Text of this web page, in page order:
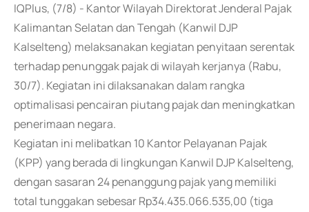
IQPlus, (7/8) - Kantor Wilayah Direktorat Jenderal Pajak
Kalimantan Selatan dan Tengah (Kanwil DJP
Kalselteng) melaksanakan kegiatan penyitaan serentak
terhadap penunggak pajak di wilayah kerjanya (Rabu,
30/7). Kegiatan ini dilaksanakan dalam rangka
optimalisasi pencairan piutang pajak dan meningkatkan
penerimaan negara.
Kegiatan ini melibatkan 10 Kantor Pelayanan Pajak
(KPP) yang berada di lingkungan Kanwil DJP Kalselteng,
dengan sasaran 24 penanggung pajak yang memiliki
total tunggakan sebesar Rp34.435.066.535,00 (tiga